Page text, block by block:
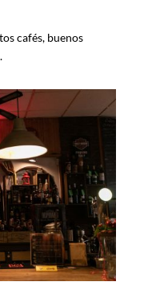
cafés, buenos